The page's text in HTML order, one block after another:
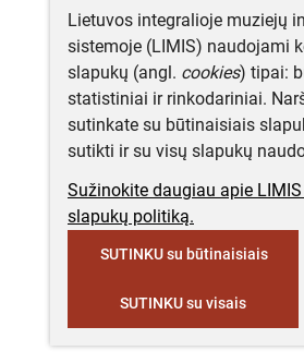
Lietuvos integralioje muziejų
sistemoje (LIMIS) naudojami
slapukų (angl. cookies) tipai:
statistiniai ir rinkodariniai.
sutinkate su būtinaisiais
sutikti ir su visų slapukų
Sužinokite daugiau apie
slapukų politiką.
SUTINKU su būtinaisiais
SUTINKU su visais